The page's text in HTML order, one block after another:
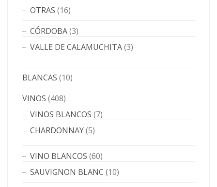
OTRAS (16)
CÓRDOBA(3)
VALLE DE CALAMUCHITA(3)
BLANCAS (10)
VINOS (408)
VINOS BLANCOS (7)
CHARDONNAY(5)
VINO BLANCOS (60)
SAUVIGNON BLANC (10)